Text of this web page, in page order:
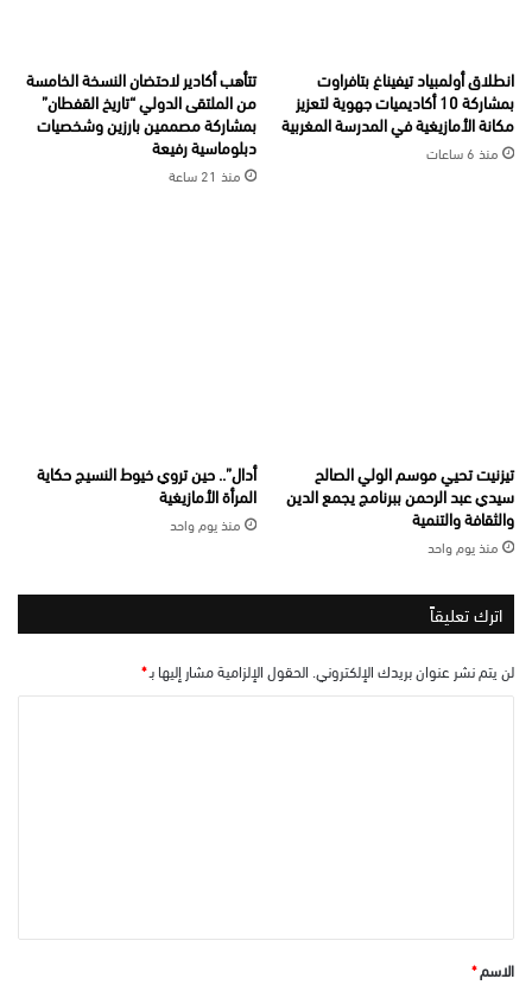
انطلاق أولمبياد تيفيناغ بتافراوت
بمشاركة 10 أكاديميات جهوية لتعزيز
مكانة الأمازيغية في المدرسة المغربية
منذ 6 ساعات
تتأهب أكادير لاحتضان النسخة الخامسة
من الملتقى الدولي “تاريخ القفطان”
بمشاركة مصممين بارزين وشخصيات
دبلوماسية رفيعة
منذ 21 ساعة
تيزنيت تحيي موسم الولي الصالح
سيدي عبد الرحمن ببرنامج يجمع الدين
والثقافة والتنمية
منذ يوم واحد
أدال”.. حين تروي خيوط النسيج حكاية
المرأة الأمازيغية
منذ يوم واحد
اترك تعليقاً
لن يتم نشر عنوان بريدك الإلكتروني. الحقول الإلزامية مشار إليها بـ*
*الاسم*